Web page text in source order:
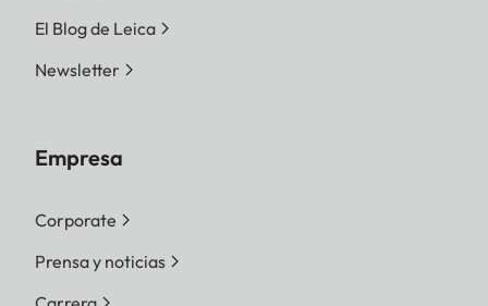
El Blog de Leica
Newsletter
Empresa
Corporate
Prensa y noticias